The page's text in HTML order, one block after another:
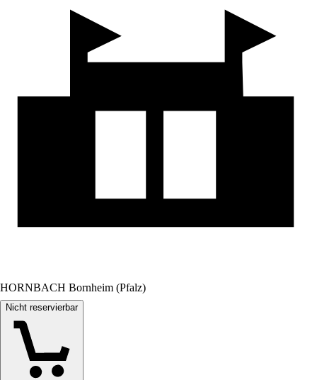
HORNBACH Bornheim (Pfalz)
Nicht reservierbar